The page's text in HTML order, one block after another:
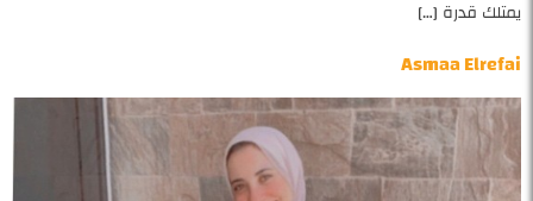
يمتلك قدرة […]
Asmaa Elrefai